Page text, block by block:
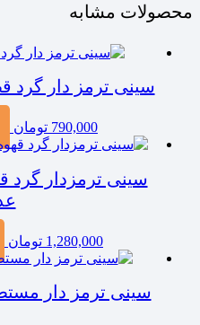
محصولات مشابه
سینی ترمز دار گرد قطر 28 سانت یک
790,000 تومان
1,280,000 تومان